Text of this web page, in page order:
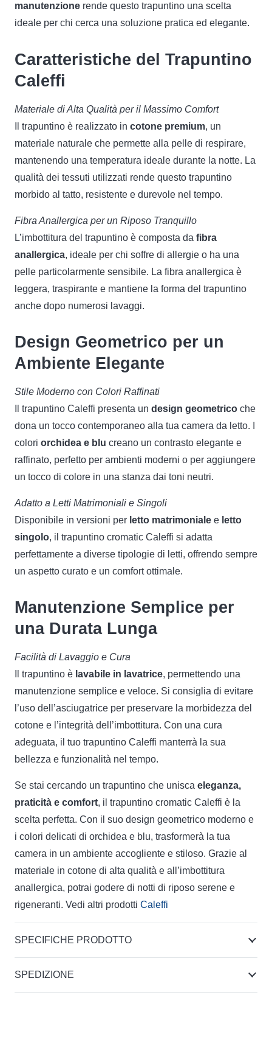
manutenzione rende questo trapuntino una scelta
ideale per chi cerca una soluzione pratica ed elegante.
Caratteristiche del Trapuntino
Caleffi
Materiale di Alta Qualità per il Massimo Comfort
Il trapuntino è realizzato in cotone premium, un
materiale naturale che permette alla pelle di respirare,
mantenendo una temperatura ideale durante la notte. La
qualità dei tessuti utilizzati rende questo trapuntino
morbido al tatto, resistente e durevole nel tempo.
Fibra Anallergica per un Riposo Tranquillo
L’imbottitura del trapuntino è composta da fibra
anallergica, ideale per chi soffre di allergie o ha una
pelle particolarmente sensibile. La fibra anallergica è
leggera, traspirante e mantiene la forma del trapuntino
anche dopo numerosi lavaggi.
Design Geometrico per un
Ambiente Elegante
Stile Moderno con Colori Raffinati
Il trapuntino Caleffi presenta un design geometrico che
dona un tocco contemporaneo alla tua camera da letto. I
colori orchidea e blu creano un contrasto elegante e
raffinato, perfetto per ambienti moderni o per aggiungere
un tocco di colore in una stanza dai toni neutri.
Adatto a Letti Matrimoniali e Singoli
Disponibile in versioni per letto matrimoniale e letto
singolo, il trapuntino cromatic Caleffi si adatta
perfettamente a diverse tipologie di letti, offrendo sempre
un aspetto curato e un comfort ottimale.
Manutenzione Semplice per
una Durata Lunga
Facilità di Lavaggio e Cura
Il trapuntino è lavabile in lavatrice, permettendo una
manutenzione semplice e veloce. Si consiglia di evitare
l’uso dell’asciugatrice per preservare la morbidezza del
cotone e l’integrità dell’imbottitura. Con una cura
adeguata, il tuo trapuntino Caleffi manterrà la sua
bellezza e funzionalità nel tempo.
Se stai cercando un trapuntino che unisca eleganza,
praticità e comfort, il trapuntino cromatic Caleffi è la
scelta perfetta. Con il suo design geometrico moderno e
i colori delicati di orchidea e blu, trasformerà la tua
camera in un ambiente accogliente e stiloso. Grazie al
materiale in cotone di alta qualità e all’imbottitura
anallergica, potrai godere di notti di riposo serene e
rigeneranti. Vedi altri prodotti Caleffi
SPECIFICHE PRODOTTO
SPEDIZIONE